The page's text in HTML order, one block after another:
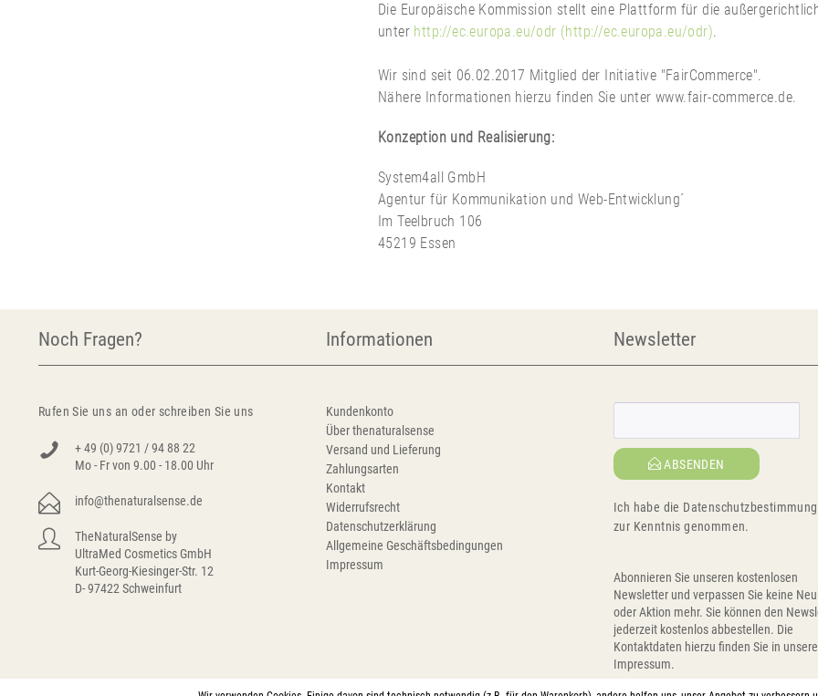
Die Europäische Kommission stellt eine Plattform für die
unter http://ec.europa.eu/odr (http://ec.europa.eu/odr).
Wir sind seit 06.02.2017 Mitglied der Initiative "FairCommerce".
Nähere Informationen hierzu finden Sie unter www.fair-commerce.de.
Konzeption und Realisierung:
System4all GmbH
Agentur für Kommunikation und Web-Entwicklung´
Im Teelbruch 106
45219 Essen
Noch Fragen?
Rufen Sie uns an oder schreiben Sie uns
+ 49 (0) 9721 / 94 88 22
Mo - Fr von 9.00 - 18.00 Uhr
info@thenaturalsense.de
TheNaturalSense by
UltraMed Cosmetics GmbH
Kurt-Georg-Kiesinger-Str. 12
D- 97422 Schweinfurt
Informationen
Kundenkonto
Über thenaturalsense
Versand und Lieferung
Zahlungsarten
Kontakt
Widerrufsrecht
Datenschutzerklärung
Allgemeine Geschäftsbedingungen
Impressum
Newsletter
ABSENDEN
Ich habe die
zur Kenntnis genommen.
Abonnieren Sie unseren kostenlosen
Newsletter und verpassen Sie keine
oder Aktion mehr. Sie können den
jederzeit kostenlos abbestellen. Die
Kontaktdaten hierzu finden Sie in
Impressum.